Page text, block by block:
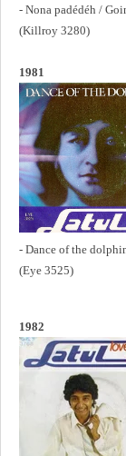
- Nona padédéh /
(Killroy 3280)
1981
- Dance of the
(Eye 3525)
1982